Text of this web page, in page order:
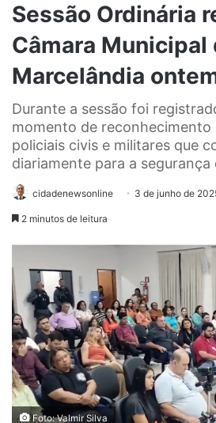
Sessão Ordinária
Câmara Municipal
Marcelândia
Durante a sessão foi
momento de reconhecimento
policiais civis e militares que
diariamente para a segurança
cidadenewsonline 3 de junho de
2 minutos de leitura
Foto: Valmir Silva